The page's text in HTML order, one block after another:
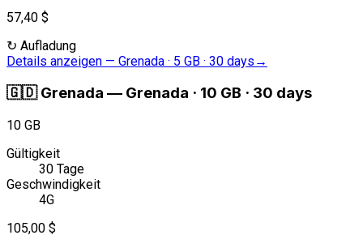
57,40 $
↻ Aufladung
Details anzeigen — Grenada · 5 GB · 30 days →
🇬🇩 Grenada — Grenada · 10 GB · 30 days
10 GB
Gültigkeit
30 Tage
Geschwindigkeit
4G
105,00 $